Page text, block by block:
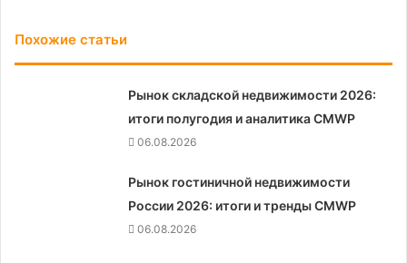
Похожие статьи
Рынок складской недвижимости 2026:
итоги полугодия и аналитика CMWP
06.08.2026
Рынок гостиничной недвижимости
России 2026: итоги и тренды CMWP
06.08.2026